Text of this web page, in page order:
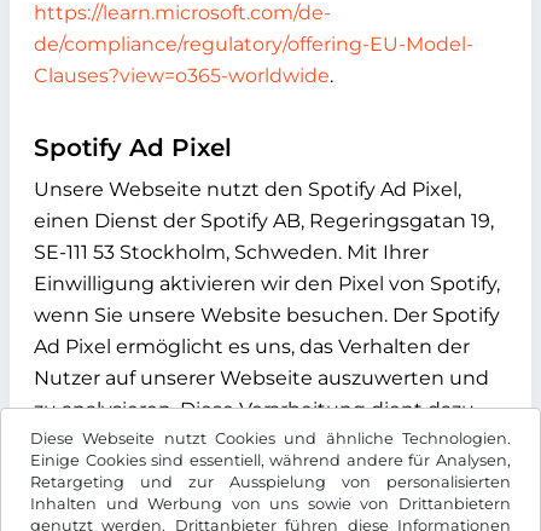
Diese Webseite nutzt Cookies und ähnliche Technologien.
Einige Cookies sind essentiell, während andere für Analysen,
Retargeting und zur Ausspielung von personalisierten
Inhalten und Werbung von uns sowie von Drittanbietern
genutzt werden. Drittanbieter führen diese Informationen
https://learn.microsoft.com/de-
de/compliance/regulatory/offering-EU-Model-
Clauses?view=o365-worldwide.
Spotify Ad Pixel
Unsere Webseite nutzt den Spotify Ad Pixel,
einen Dienst der Spotify AB, Regeringsgatan 19,
SE-111 53 Stockholm, Schweden. Mit Ihrer
Einwilligung aktivieren wir den Pixel von Spotify,
wenn Sie unsere Website besuchen. Der Spotify
Ad Pixel ermöglicht es uns, das Verhalten der
Nutzer auf unserer Webseite auszuwerten und
zu analysieren. Diese Verarbeitung dient dazu,
Inhalte effizient auszuliefern und die
Wirksamkeit unserer Werbemaßnahmen zu
überprüfen.